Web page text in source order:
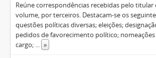
Reúne correspondências recebidas pelo titular
volume, por terceiros. Destacam-se os
questões políticas diversas; eleições;
pedidos de favorecimento político;
cargo; ... »